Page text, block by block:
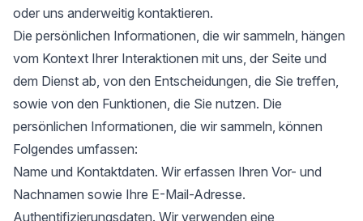
oder uns anderweitig kontaktieren.
Die persönlichen Informationen, die wir sammeln, hängen
vom Kontext Ihrer Interaktionen mit uns, der Seite und
dem Dienst ab, von den Entscheidungen, die Sie treffen,
sowie von den Funktionen, die Sie nutzen. Die
persönlichen Informationen, die wir sammeln, können
Folgendes umfassen:
Name und Kontaktdaten. Wir erfassen Ihren Vor- und
Nachnamen sowie Ihre E-Mail-Adresse.
Authentifizierungsdaten. Wir verwenden eine